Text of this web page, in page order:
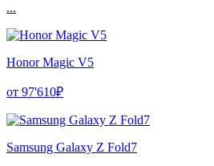
...
Honor Magic V5
от 97'610₽
Samsung Galaxy Z Fold7